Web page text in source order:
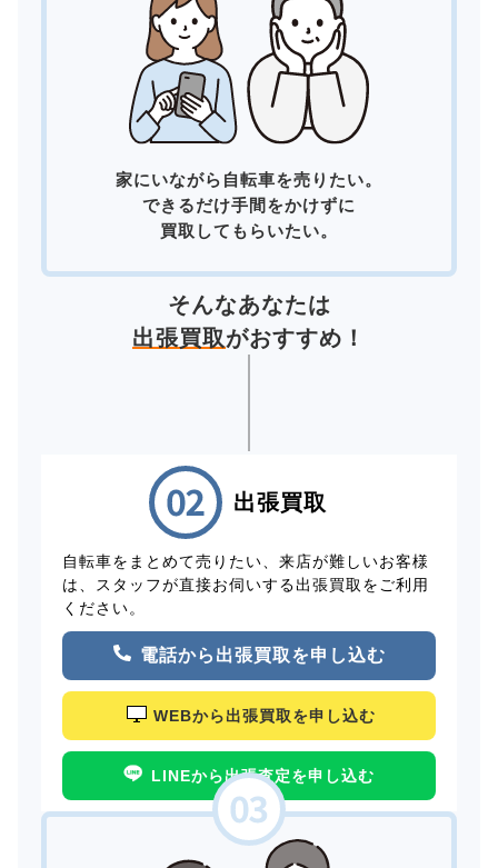
家にいながら自転車を売りたい。
できるだけ手間をかけずに
買取してもらいたい。
そんなあなたは
出張買取がおすすめ！
出張買取
自転車をまとめて売りたい、来店が難しいお客様
は、スタッフが直接お伺いする出張買取をご利用
ください。
電話から出張買取を申し込む
WEBから出張買取を申し込む
LINEから出張査定を申し込む